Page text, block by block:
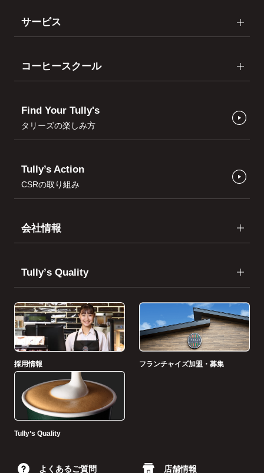
サービス
コーヒースクール
Find Your Tully's
タリーズの楽しみ方
Tully’s Action
CSRの取り組み
会社情報
Tullyʼs Quality
採用情報 フランチャイズ加盟・募集
Tullyʼs Quality
よくあるご質問 店舗情報